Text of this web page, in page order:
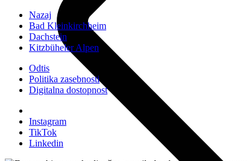
Nazaj
Bad Kleinkirchheim
Dachstein
Kitzbüheler Alpen
Odtis
Politika zasebnosti
Digitalna dostopnost
Instagram
TikTok
Linkedin